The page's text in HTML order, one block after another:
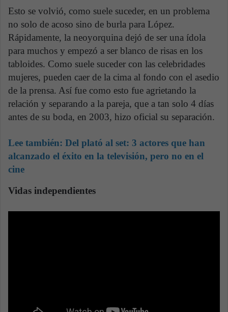
Esto se volvió, como suele suceder, en un problema
no solo de acoso sino de burla para López.
Rápidamente, la neoyorquina dejó de ser una ídola
para muchos y empezó a ser blanco de risas en los
tabloides. Como suele suceder con las celebridades
mujeres, pueden caer de la cima al fondo con el asedio
de la prensa. Así fue como esto fue agrietando la
relación y separando a la pareja, que a tan solo 4 días
antes de su boda, en 2003, hizo oficial su separación.
Lee también: Del plató al set: 3 actores que han
alcanzado el éxito en la televisión, pero no en el
cine
Vidas independientes